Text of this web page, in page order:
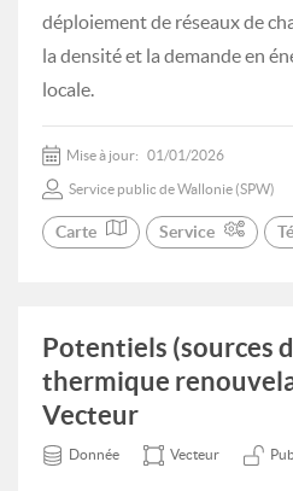
déploiement de réseaux de
la densité et la demande en
locale.
Mise à jour: 01/01/2026
Service public de Wallonie (SPW)
Carte Service
Potentiels (sources
thermique
Vecteur
Donnée Vecteur